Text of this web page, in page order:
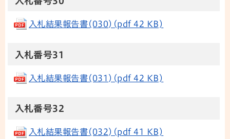
入札結果報告書(030)(pdf 42 KB)
入札番号31
入札結果報告書(031)(pdf 42 KB)
入札番号32
入札結果報告書(032)(pdf 41 KB)